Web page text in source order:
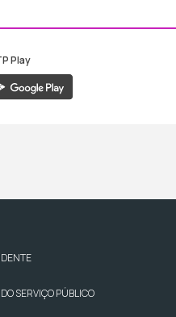
Play
SERVIÇO PÚBLICO